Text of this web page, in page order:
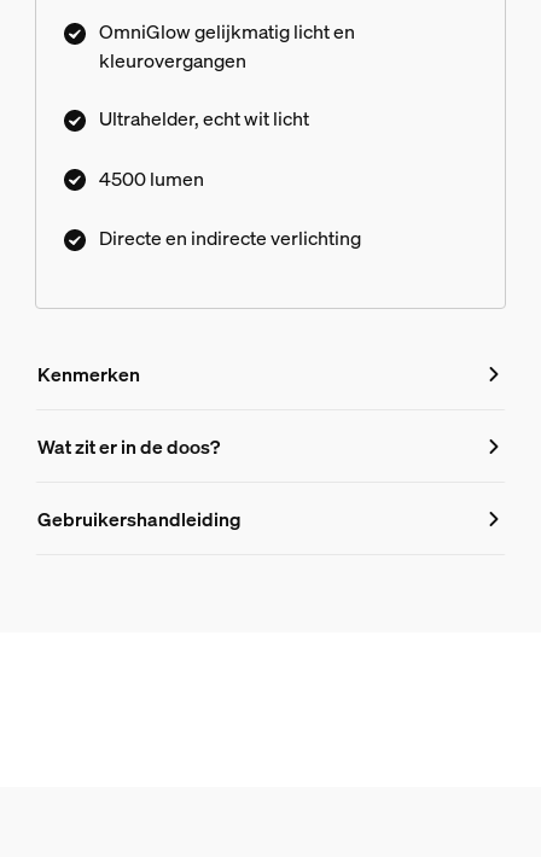
supervloeiende dynamische en natuurlijkere
effecten dankzij microLED's met CSP (Chip-scale
Hue-app en spraakbediening.
OmniGlow gelijkmatig licht en
kleurovergangen
Ultrahelder, echt wit licht
4500 lumen
Directe en indirecte verlichting
Kenmerken
Kenmerken
8721103089434
Wat zit er in de doos?
Gebruikershandleiding